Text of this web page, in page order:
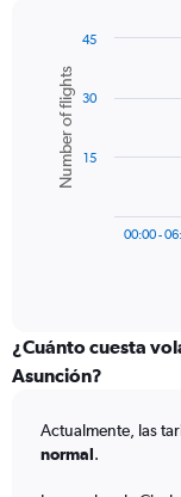
axis
displaying
values.
Range:
chart
with
bars.
The
categories.
Range:
The
chart
Chart
graphic.
Number of flights
00:00 -
15
30
45
¿Cuánto cuesta
Asunción?
Actualmente, las
normal.